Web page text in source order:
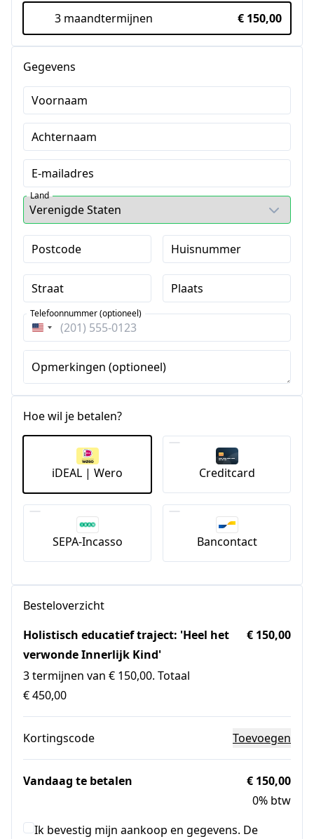
3 maandtermijnen € 150,00
Gegevens
Voornaam
Achternaam
E-mailadres
Land
Postcode Huisnummer
Straat Plaats
Verenigde
Staten
+1
Telefoonnummer (optioneel)
Opmerkingen (optioneel)
Hoe wil je betalen?
iDEAL | Wero Creditcard
SEPA-Incasso Bancontact
Besteloverzicht
Holistisch educatief traject: 'Heel het
verwonde Innerlijk Kind'
3 termijnen van € 150,00. Totaal
€ 450,00
€ 150,00
Kortingscode Toevoegen
Vandaag te betalen
€ 150,00
0% btw
Ik bevestig mijn aankoop en gegevens. De